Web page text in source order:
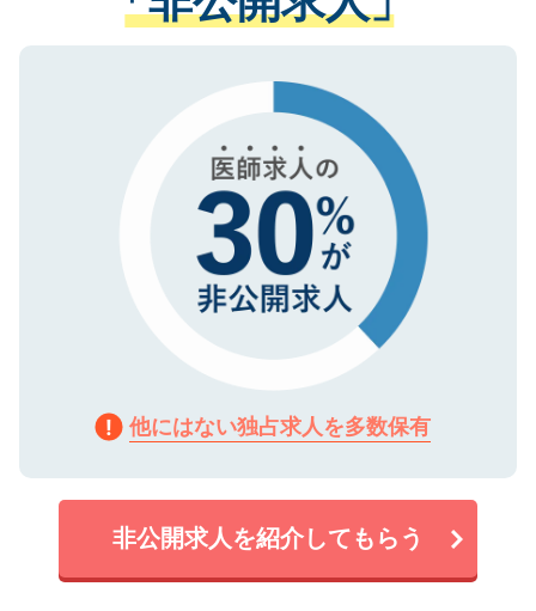
る、プライバシーマークを取得済みです。
で、機密保持に関してもご安心ください。
ない方には、長期的なサポートが可能です
ので、まずはご登録ください。
他にはない独占求人を多数保有
非公開求人を紹介してもらう